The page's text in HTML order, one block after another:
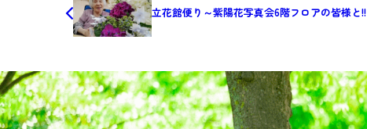
立花館便り～紫陽花写真会6階フロアの皆様と!!